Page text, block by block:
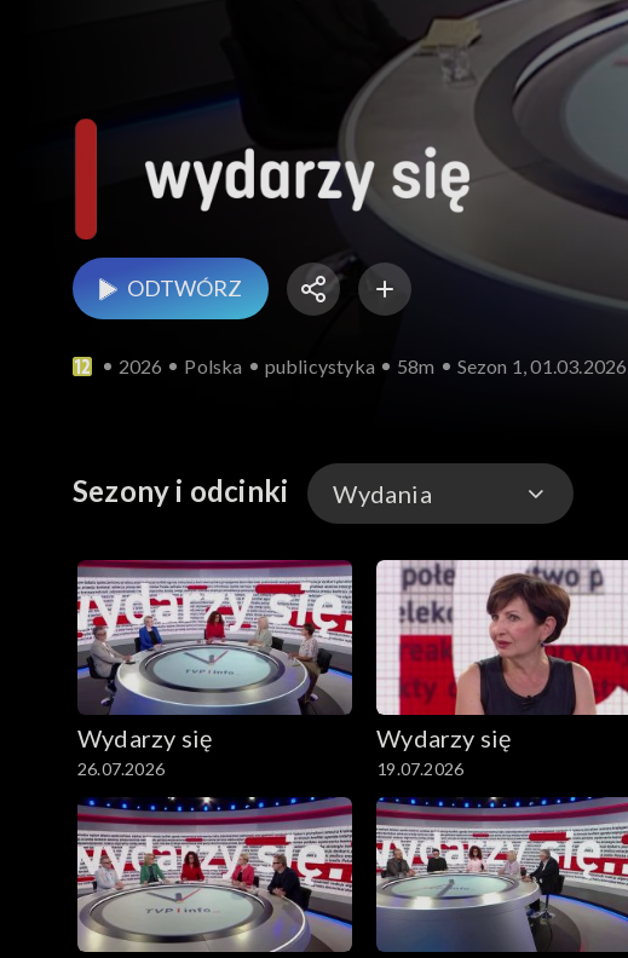
ODTWÓRZ
2026 Polska publicystyka 58m Sezon 1, 01.03.2026
Sezony i odcinki Wydania
Wydania
Wydarzy się
26.07.2026
Wydarzy się
19.07.2026